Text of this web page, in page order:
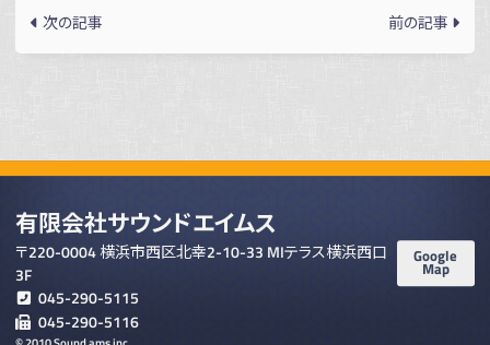
前の記事
次の記事
有限会社サウンドエイムス
〒220-0004 横浜市西区北幸2-10-33 MIテラス横浜西口
3F
Google
Map
045-290-5115
045-290-5116